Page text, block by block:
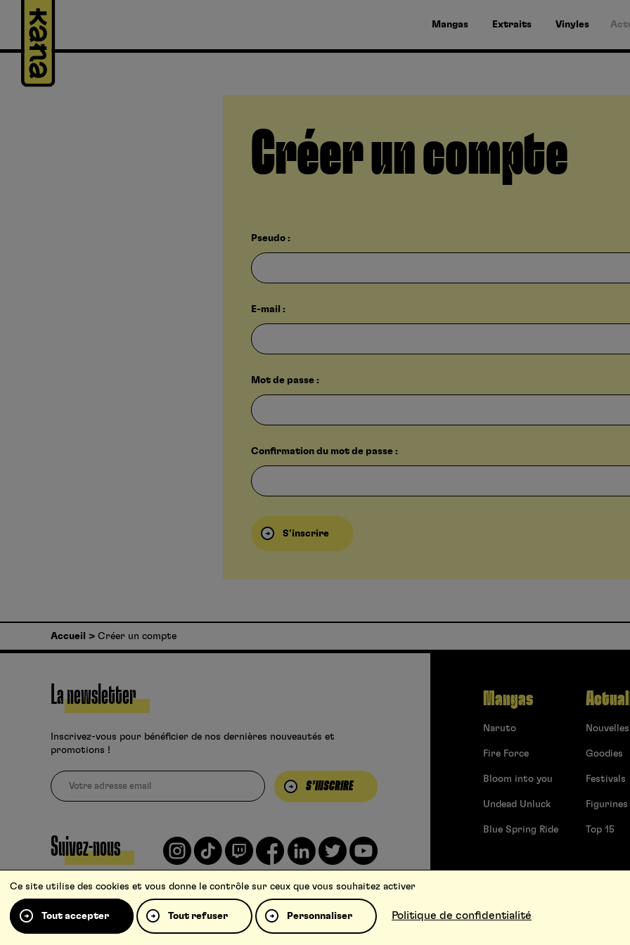
Mangas Extraits Vinyles
Créer un compte
Pseudo :
E-mail :
Mot de passe :
Confirmation du mot de passe :
S'inscrire
Accueil Créer un compte
La newsletter
Inscrivez-vous pour bénéficier de nos dernières nouveautés et
promotions !
S’INSCRIRE
Suivez-nous
Mangas
Naruto
Fire Force
Bloom into you
Undead Unluck
Blue Spring Ride
Goodies
Festivals
Figurines
Top 15
Charte pour la protection des données personnelles Conditions générales d’utilisation
Panneau de gestion des cookies
Ce site utilise des cookies et vous donne le contrôle sur ceux que vous souhaitez activer
Tout accepter Tout refuser Personnaliser Politique de confidentialité